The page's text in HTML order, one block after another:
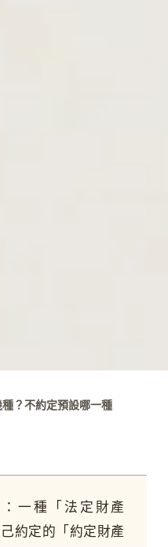
？不約定預設哪一種
一種「法定財產
約定的「約定財產